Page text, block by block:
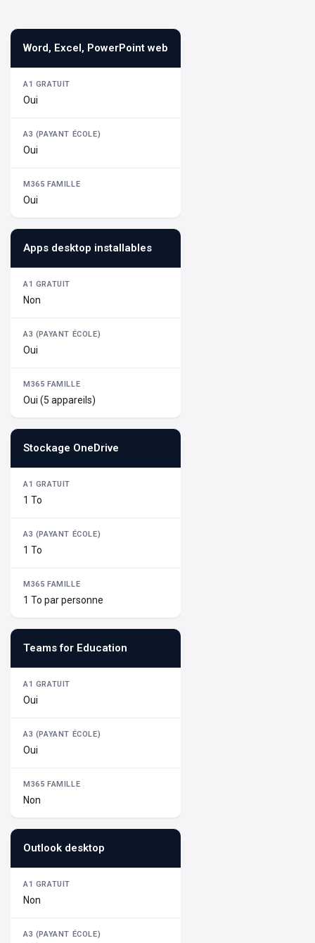
Word, Excel, PowerPoint web
Oui
Oui
Oui
Apps desktop installables
Non
Oui
Oui (5 appareils)
Stockage OneDrive
1 To
1 To
1 To par personne
Teams for Education
Oui
Oui
Non
Outlook desktop
Non